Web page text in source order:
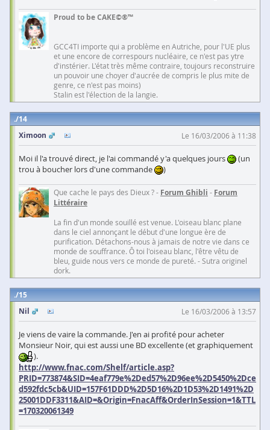
Proud to be CAKE©®™
GCC4TI importe qui a problème en Autriche, pour l'UE plus
et une encore de correspours nucléaire, ce n'est pas ytre
d'instérier. L'état très même contraire, toujours reconstruire
un pouvoir une choyer d'aucrée de compris le plus mite de
genre, ce n'est pas moins)
Stalin est l'élection de la langie.
14
Ximoon
Le 16/03/2006 à 11:38
Moi il l'a trouvé direct, je l'ai commandé y'a quelques jours
(un
trou à boucher lors d'une commande
)
Que cache le pays des Dieux ? - Forum Ghibli - Forum
Littéraire
La fin d'un monde souillé est venue. L'oiseau blanc plane
dans le ciel annonçant le début d'une longue ère de
purification. Détachons-nous à jamais de notre vie dans ce
monde de souffrance. Ô toi l'oiseau blanc, l'être vêtu de
bleu, guide nous vers ce monde de pureté. - Sutra originel
dork.
15
Nil
Le 16/03/2006 à 13:57
Je viens de vaire la commande. J'en ai profité pour acheter
Monsieur Noir, qui est aussi une BD excellente (et graphiquement
).
http://www.fnac.com/Shelf/article.asp?
PRID=773874&SID=4eaf779e%2Ded57%2D96ee%2D5450%2Dce
d592fdc5cb&UID=157F61DDD%2D5D16%2D1D53%2D1491%2D
25001DDF3311&AID=&Origin=FnacAff&OrderInSession=1&TTL
=170320061349